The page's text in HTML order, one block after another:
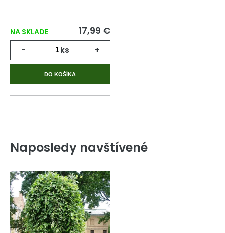
NA SKLADE 17,99 €
- ks +
DO KOŠÍKA
Naposledy navštívené